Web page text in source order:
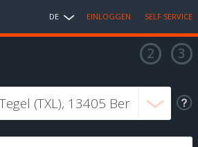
DE EINLOGGEN SELF SERVICE